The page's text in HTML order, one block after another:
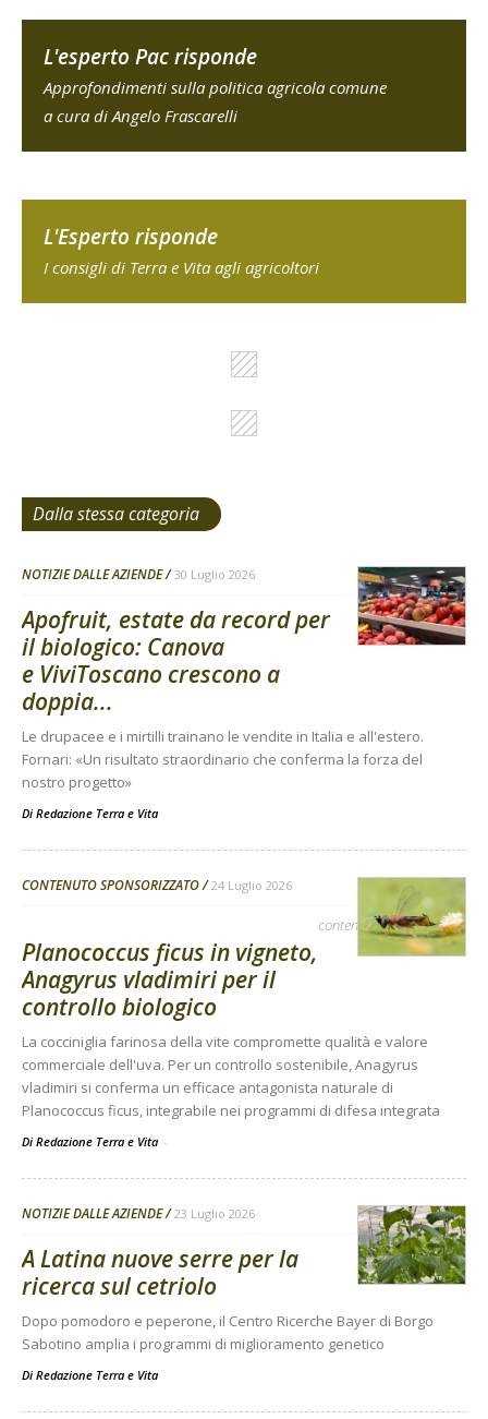
L'esperto Pac risponde
Approfondimenti sulla politica agricola comune
a cura di Angelo Frascarelli
L'Esperto risponde
I consigli di Terra e Vita agli agricoltori
Dalla stessa categoria
NOTIZIE DALLE AZIENDE 30 Luglio 2026
Apofruit, estate da record per
il biologico: Canova
e ViviToscano crescono a
doppia...
Le drupacee e i mirtilli trainano le vendite in Italia e all'estero.
Fornari: «Un risultato straordinario che conferma la forza del
nostro progetto»
Di Redazione Terra e Vita
CONTENUTO SPONSORIZZATO 24 Luglio 2026
contenuto sponsorizzato
Planococcus ficus in vigneto,
Anagyrus vladimiri per il
controllo biologico
La cocciniglia farinosa della vite compromette qualità e valore
commerciale dell'uva. Per un controllo sostenibile, Anagyrus
vladimiri si conferma un efficace antagonista naturale di
Planococcus ficus, integrabile nei programmi di difesa integrata
Di Redazione Terra e Vita -
NOTIZIE DALLE AZIENDE 23 Luglio 2026
A Latina nuove serre per la
ricerca sul cetriolo
Dopo pomodoro e peperone, il Centro Ricerche Bayer di Borgo
Sabotino amplia i programmi di miglioramento genetico
Di Redazione Terra e Vita